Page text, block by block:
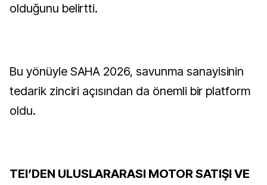
olduğunu belirtti.
Bu yönüyle SAHA 2026, savunma sanayisinin
tedarik zinciri açısından da önemli bir platform
oldu.
TEI’DEN ULUSLARARASI MOTOR SATIŞI VE